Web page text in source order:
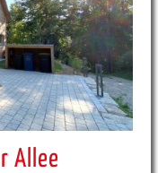
Allee